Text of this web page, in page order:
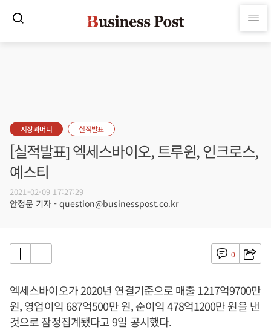
시장과머니 실적발표
[실적발표] 엑세스바이오, 트루윈, 인크로스,
예스티
2021-02-09 17:27:29
안정문 기자 - question@businesspost.co.kr
0
엑세스바이오가 2020년 연결기준으로 매출 1217억9700만
원, 영업이익 687억500만 원, 순이익 478억1200만 원을 낸
것으로 잠정집계됐다고 9일 공시했다.